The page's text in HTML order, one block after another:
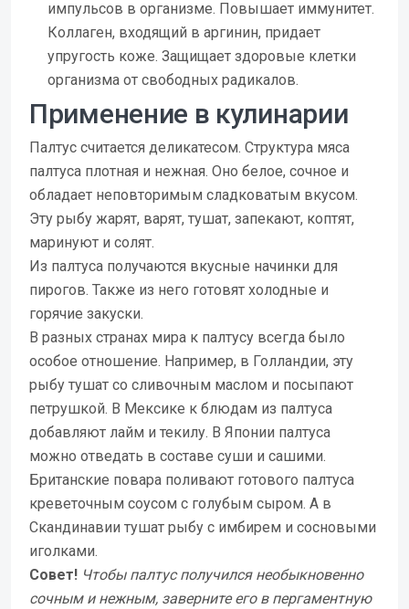
импульсов в организме. Повышает иммунитет.
Коллаген, входящий в аргинин, придает
упругость коже. Защищает здоровые клетки
организма от свободных радикалов.
Применение в кулинарии
Палтус считается деликатесом. Структура мяса
палтуса плотная и нежная. Оно белое, сочное и
обладает неповторимым сладковатым вкусом.
Эту рыбу жарят, варят, тушат, запекают, коптят,
маринуют и солят.
Из палтуса получаются вкусные начинки для
пирогов. Также из него готовят холодные и
горячие закуски.
В разных странах мира к палтусу всегда было
особое отношение. Например, в Голландии, эту
рыбу тушат со сливочным маслом и посыпают
петрушкой. В Мексике к блюдам из палтуса
добавляют лайм и текилу. В Японии палтуса
можно отведать в составе суши и сашими.
Британские повара поливают готового палтуса
креветочным соусом с голубым сыром. А в
Скандинавии тушат рыбу с имбирем и сосновыми
иголками.
Совет! Чтобы палтус получился необыкновенно
сочным и нежным, заверните его в пергаментную